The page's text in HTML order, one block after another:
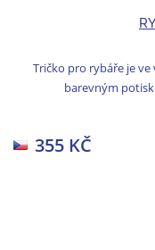
Tričko pro rybáře je ve
barevným
355 KČ